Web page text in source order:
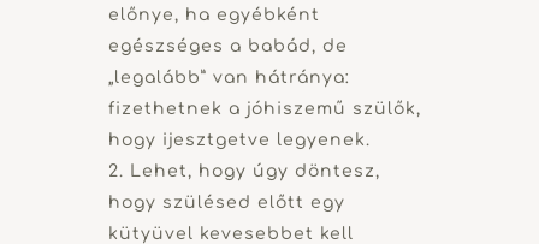
előnye, ha egyébként
egészséges a babád, de
„legalább” van hátránya:
fizethetnek a jóhiszemű szülők,
hogy ijesztgetve legyenek.
Lehet, hogy úgy döntesz,
hogy szülésed előtt egy
kütyüvel kevesebbet kell